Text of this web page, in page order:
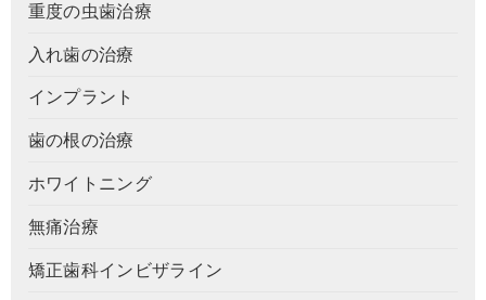
重度の虫歯治療
入れ歯の治療
インプラント
歯の根の治療
ホワイトニング
無痛治療
矯正歯科インビザライン